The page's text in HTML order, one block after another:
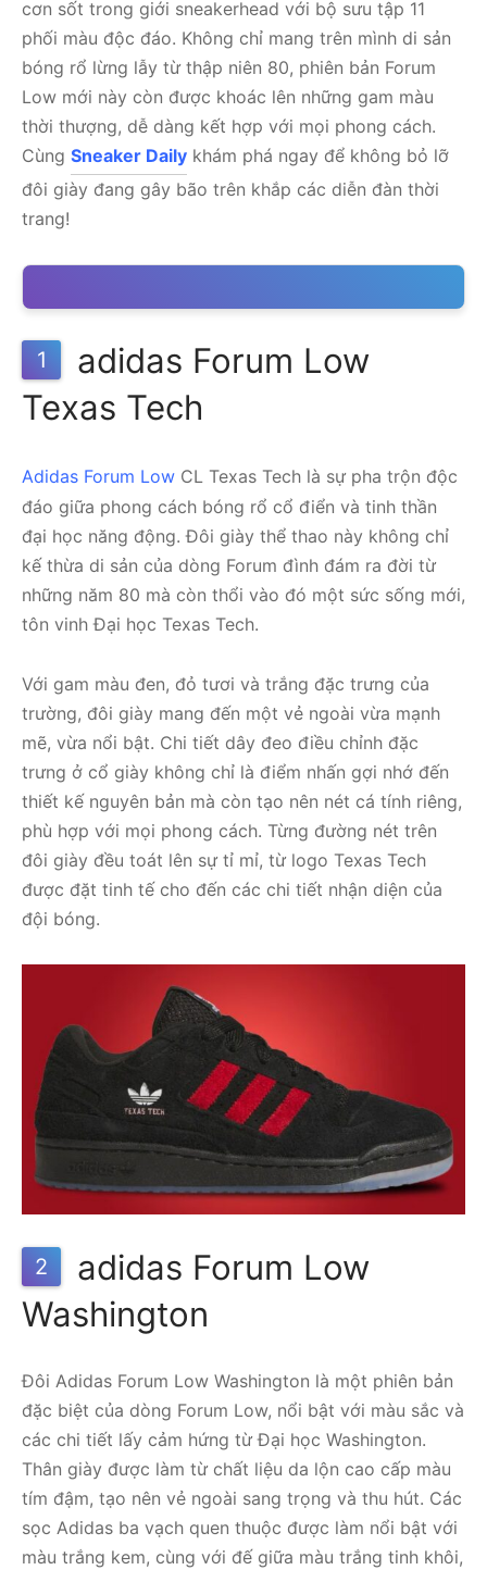
cơn sốt trong giới sneakerhead với bộ sưu tập 11
phối màu độc đáo. Không chỉ mang trên mình di sản
bóng rổ lừng lẫy từ thập niên 80, phiên bản Forum
Low mới này còn được khoác lên những gam màu
thời thượng, dễ dàng kết hợp với mọi phong cách.
Cùng Sneaker Daily khám phá ngay để không bỏ lỡ
đôi giày đang gây bão trên khắp các diễn đàn thời
trang!
1
adidas Forum Low
Texas Tech
Adidas Forum Low CL Texas Tech là sự pha trộn độc
đáo giữa phong cách bóng rổ cổ điển và tinh thần
đại học năng động. Đôi giày thể thao này không chỉ
kế thừa di sản của dòng Forum đình đám ra đời từ
những năm 80 mà còn thổi vào đó một sức sống mới,
tôn vinh Đại học Texas Tech.
Với gam màu đen, đỏ tươi và trắng đặc trưng của
trường, đôi giày mang đến một vẻ ngoài vừa mạnh
mẽ, vừa nổi bật. Chi tiết dây đeo điều chỉnh đặc
trưng ở cổ giày không chỉ là điểm nhấn gợi nhớ đến
thiết kế nguyên bản mà còn tạo nên nét cá tính riêng,
phù hợp với mọi phong cách. Từng đường nét trên
đôi giày đều toát lên sự tỉ mỉ, từ logo Texas Tech
được đặt tinh tế cho đến các chi tiết nhận diện của
đội bóng.
2
adidas Forum Low
Washington
Đôi Adidas Forum Low Washington là một phiên bản
đặc biệt của dòng Forum Low, nổi bật với màu sắc và
các chi tiết lấy cảm hứng từ Đại học Washington.
Thân giày được làm từ chất liệu da lộn cao cấp màu
tím đậm, tạo nên vẻ ngoài sang trọng và thu hút. Các
sọc Adidas ba vạch quen thuộc được làm nổi bật với
màu trắng kem, cùng với đế giữa màu trắng tinh khôi,